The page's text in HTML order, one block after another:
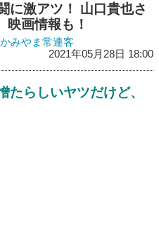
に激アツ！ 山口貴也さ
映画情報も！
みやま常連客
2021年05月28日 18:00
たらしいヤツだけど、